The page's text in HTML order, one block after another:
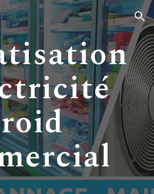
Skip to navigation